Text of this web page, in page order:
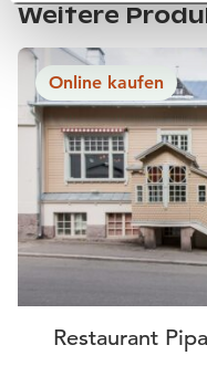
Weitere
Online kaufen
Restaurant